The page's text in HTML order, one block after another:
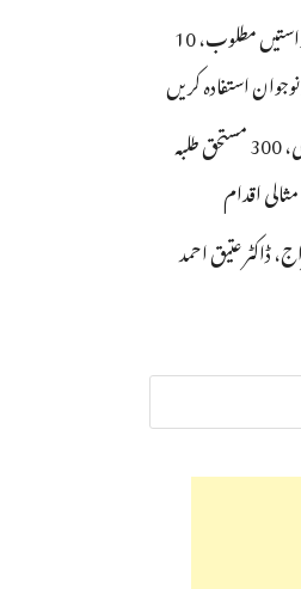
اپولو فارمیسی میں ملازمتوں کے لیے درخواستیں مطلوب، 10
نوجوان استفادہ کریں
شادی کے غیر ضروری اخراجات میں کمی، 300 مستحق طلبہ
اقدام
ڈاکٹر عتیق احمد